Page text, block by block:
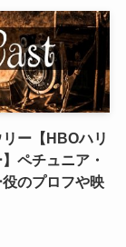
ー【HBOハリ
ペチュニア・
のプロフや映